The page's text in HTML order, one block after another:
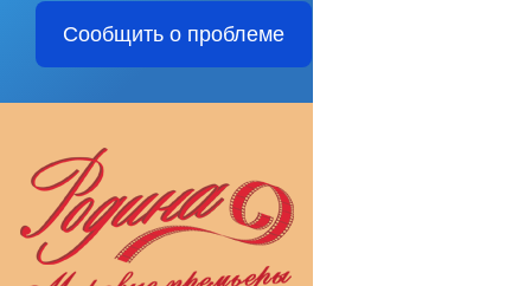
Сообщить о проблеме